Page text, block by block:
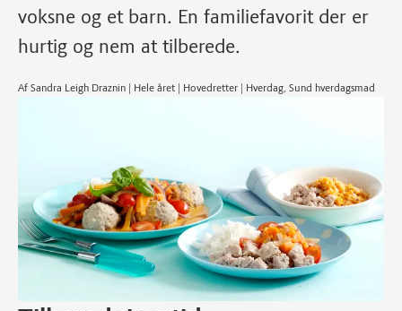
voksne og et barn. En familiefavorit der er
hurtig og nem at tilberede.
Af Sandra Leigh Draznin | Hele året | Hovedretter | Hverdag, Sund hverdagsmad